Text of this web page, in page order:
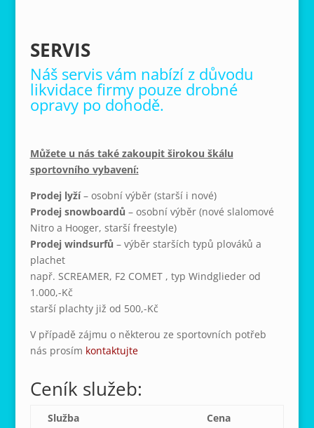
SERVIS
Náš servis vám nabízí z důvodu
likvidace firmy pouze drobné
opravy po dohodě.
Můžete u nás také zakoupit širokou škálu
sportovního vybavení:
Prodej lyží– osobní výběr (starší i nové)
Prodej snowboardů – osobní výběr (nové slalomové
Nitro a Hooger, starší freestyle)
Prodej windsurfů – výběr starších typů plováků a
plachet
např. SCREAMER, F2 COMET , typ Windglieder od
1.000,-Kč
starší plachty již od 500,-Kč
V případě zájmu o některou ze sportovních potřeb
nás prosím kontaktujte
Ceník služeb:
Služba
Cena